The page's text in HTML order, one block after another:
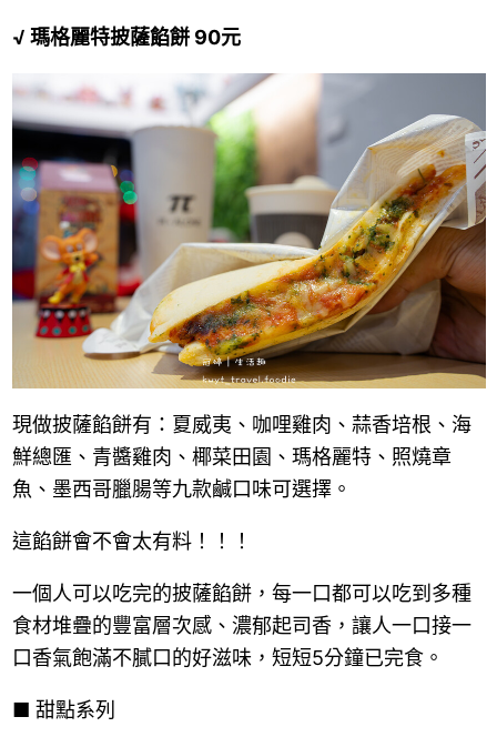
√ 瑪格麗特披薩餡餅 90元
現做披薩餡餅有：夏威夷、咖哩雞肉、蒜香培根、海
鮮總匯、青醬雞肉、椰菜田園、瑪格麗特、照燒章
魚、墨西哥臘腸等九款鹹口味可選擇。
這餡餅會不會太有料！！！
一個人可以吃完的披薩餡餅，每一口都可以吃到多種
食材堆疊的豐富層次感、濃郁起司香，讓人一口接一
口香氣飽滿不膩口的好滋味，短短5分鐘已完食。
■ 甜點系列